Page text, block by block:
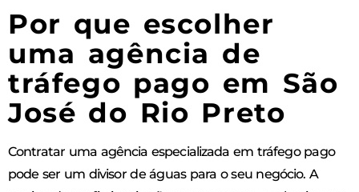
Por que escolher
uma agência de
tráfego pago em São
José do Rio Preto
Contratar uma agência especializada em tráfego pago
pode ser um divisor de águas para o seu negócio. A